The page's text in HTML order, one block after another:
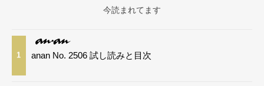
今読まれてます
1 anan No. 2506 試し読みと目次